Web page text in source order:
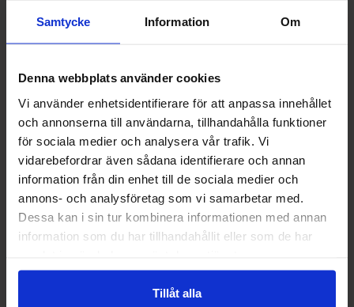
Samtycke Information Om
Denna webbplats använder cookies
Vi använder enhetsidentifierare för att anpassa innehållet
och annonserna till användarna, tillhandahålla funktioner
för sociala medier och analysera vår trafik. Vi
vidarebefordrar även sådana identifierare och annan
information från din enhet till de sociala medier och
annons- och analysföretag som vi samarbetar med.
Dessa kan i sin tur kombinera informationen med annan
information som du har tillhandahållit eller som de har
Tillåt alla
Twizzlers Strawberry 2.2kg
429.90 kr/stk
Just The Dough Cookies N
Cream Cookie Dough Bites
88g
42.90 kr/stk